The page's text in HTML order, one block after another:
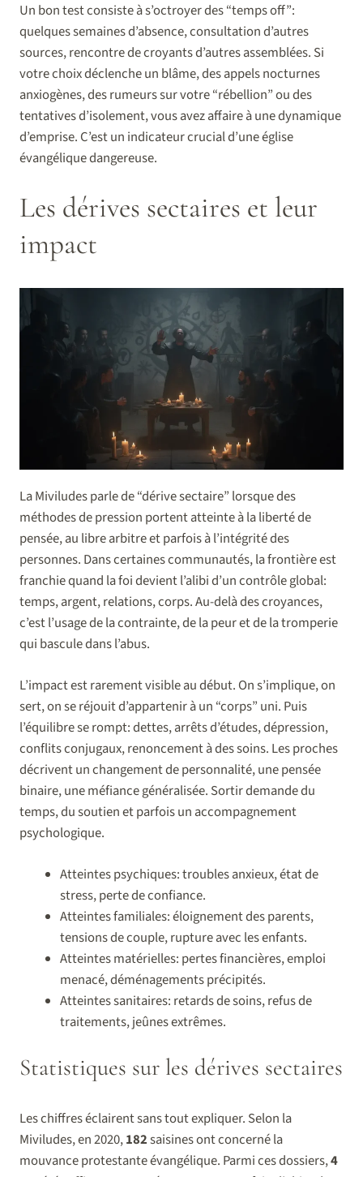
Un bon test consiste à s’octroyer des “temps off”:
quelques semaines d’absence, consultation d’autres
sources, rencontre de croyants d’autres assemblées. Si
votre choix déclenche un blâme, des appels nocturnes
anxiogènes, des rumeurs sur votre “rébellion” ou des
tentatives d’isolement, vous avez affaire à une dynamique
d’emprise. C’est un indicateur crucial d’une église
évangélique dangereuse.
Les dérives sectaires et leur
impact
La Miviludes parle de “dérive sectaire” lorsque des
méthodes de pression portent atteinte à la liberté de
pensée, au libre arbitre et parfois à l’intégrité des
personnes. Dans certaines communautés, la frontière est
franchie quand la foi devient l’alibi d’un contrôle global:
temps, argent, relations, corps. Au-delà des croyances,
c’est l’usage de la contrainte, de la peur et de la tromperie
qui bascule dans l’abus.
L’impact est rarement visible au début. On s’implique, on
sert, on se réjouit d’appartenir à un “corps” uni. Puis
l’équilibre se rompt: dettes, arrêts d’études, dépression,
conflits conjugaux, renoncement à des soins. Les proches
décrivent un changement de personnalité, une pensée
binaire, une méfiance généralisée. Sortir demande du
temps, du soutien et parfois un accompagnement
psychologique.
Atteintes psychiques: troubles anxieux, état de
stress, perte de confiance.
Atteintes familiales: éloignement des parents,
tensions de couple, rupture avec les enfants.
Atteintes matérielles: pertes financières, emploi
menacé, déménagements précipités.
Atteintes sanitaires: retards de soins, refus de
traitements, jeûnes extrêmes.
Statistiques sur les dérives sectaires
Les chiffres éclairent sans tout expliquer. Selon la
Miviludes, en 2020,182saisines ont concerné la
mouvance protestante évangélique. Parmi ces dossiers,4